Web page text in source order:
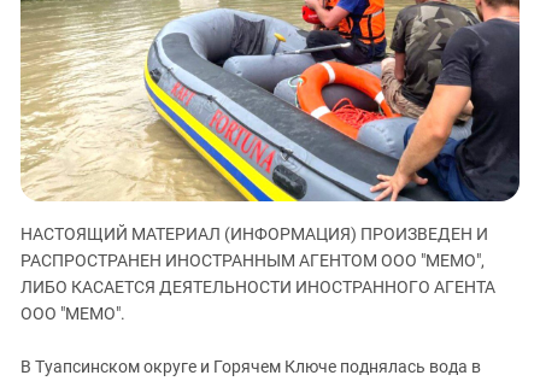
ЗАСТАВЛЯЕТ
КАВКАЗ ЗА ПАЛЕСТИНУ
ИНАКОМЫСЛИЕ В ЧЕЧНЕ
ПРЕСЛЕДОВАНИЕ АКТИВИСТОВ
МОБИЛИЗАЦИЯ И ПРОТЕСТЫ
Дагестан
Ингушетия
Кабардино-Балкария
Калмыкия
Карачаево-Черкесия
Краснодарский край
Нагорный Карабах
Российская Федерация
Ростовская область
Северная Осетия - Алания
НАСТОЯЩИЙ МАТЕРИАЛ (ИНФОРМАЦИЯ) ПРОИЗВЕДЕН И
РАСПРОСТРАНЕН ИНОСТРАННЫМ АГЕНТОМ ООО "МЕМО",
ЛИБО КАСАЕТСЯ ДЕЯТЕЛЬНОСТИ ИНОСТРАННОГО АГЕНТА
ООО "МЕМО".
В Туапсинском округе и Горячем Ключе поднялась вода в